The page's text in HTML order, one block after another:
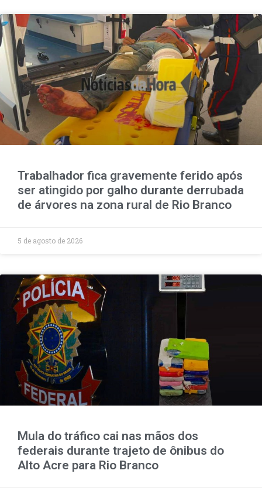
Trabalhador fica gravemente ferido após
ser atingido por galho durante derrubada
de árvores na zona rural de Rio Branco
5 de agosto de 2026
Mula do tráfico cai nas mãos dos
federais durante trajeto de ônibus do
Alto Acre para Rio Branco